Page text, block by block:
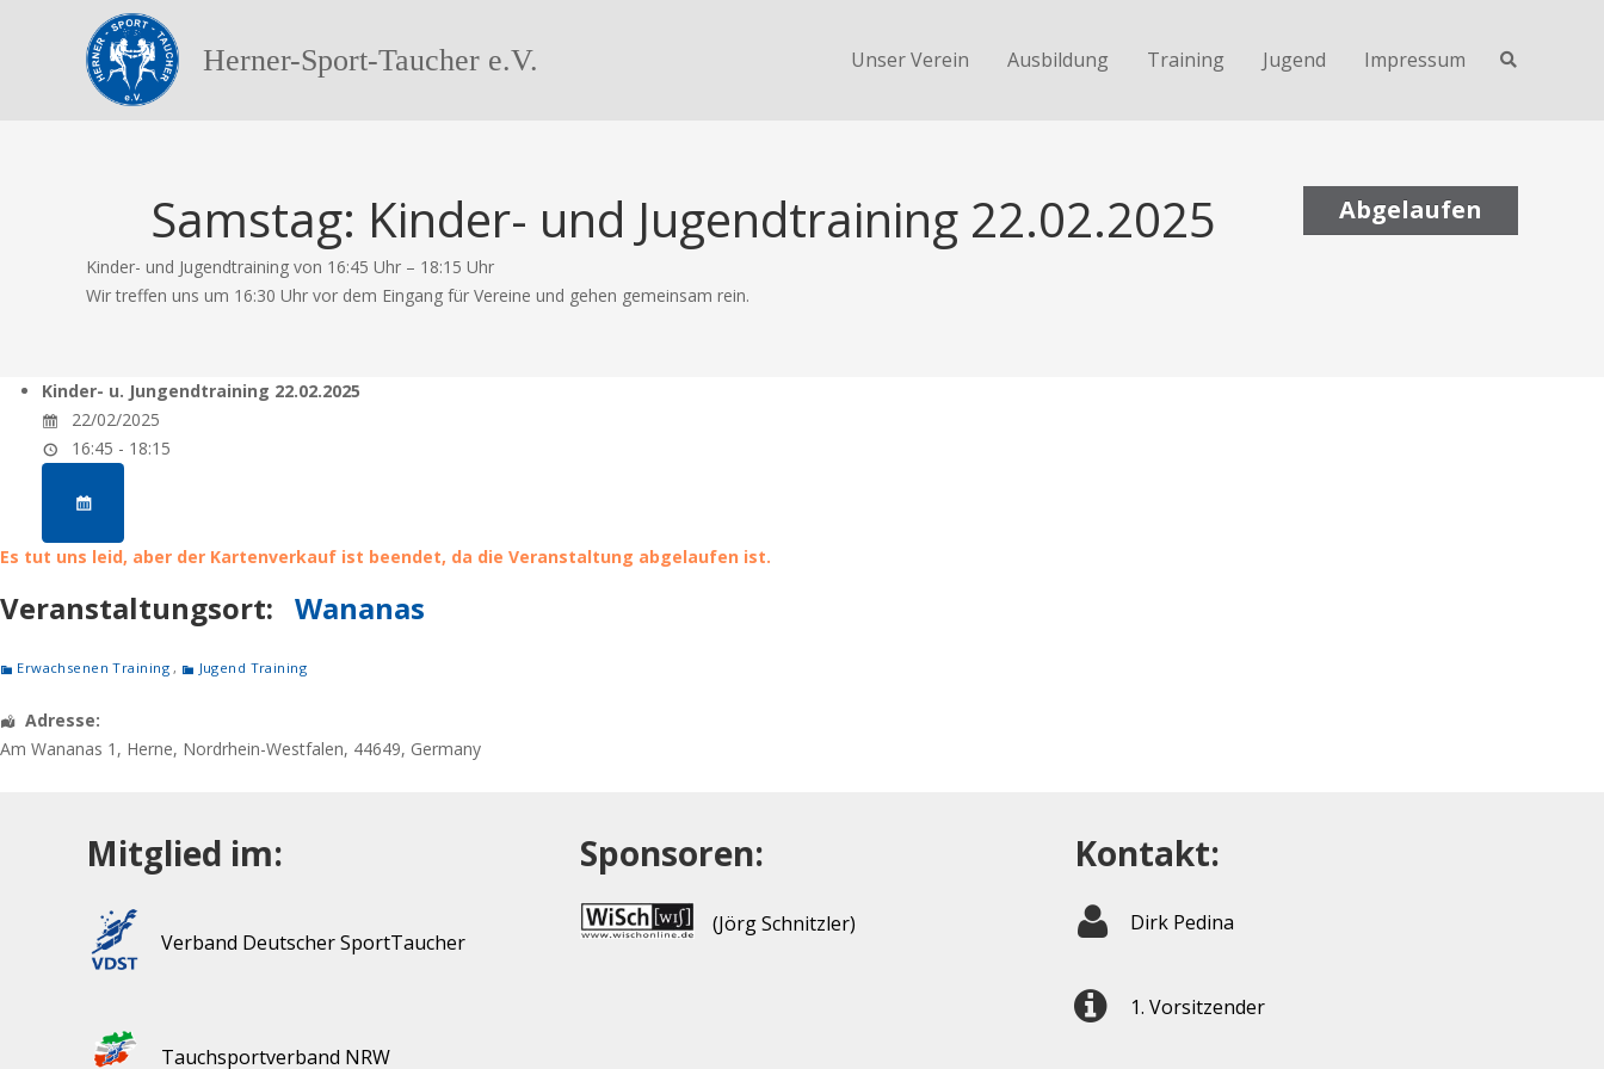
Herner-Sport-Taucher e.V. Unser Verein Ausbildung Training Jugend Impressum
Abgelaufen
Samstag: Kinder- und Jugendtraining 22.02.2025
Kinder- und Jugendtraining von 16:45 Uhr – 18:15 Uhr
Wir treffen uns um 16:30 Uhr vor dem Eingang für Vereine und gehen gemeinsam rein.
Kinder- u. Jungendtraining 22.02.2025
22/02/2025
16:45 - 18:15
Es tut uns leid, aber der Kartenverkauf ist beendet, da die Veranstaltung abgelaufen ist.
Veranstaltungsort: Wananas
Erwachsenen Training, Jugend Training
Adresse:
Am Wananas 1 , Herne, Nordrhein-Westfalen, 44649, Germany
Mitglied im:
Verband Deutscher SportTaucher
Tauchsportverband NRW
Sponsoren:
(Jörg Schnitzler)
Kontakt:
Dirk Pedina
1. Vorsitzender